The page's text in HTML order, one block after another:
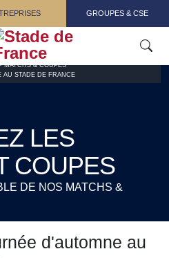
GROUPES & CSE
MATCHS & COUPES
AU STADE DE FRANCE
LES
COUPES
DE NOS MATCHS &
d'automne au